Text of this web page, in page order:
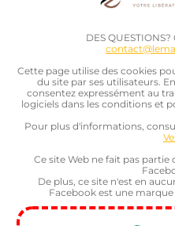
DES
Cette page utilise des cookies
du site par ses utilisateurs.
consentez expressément au
logiciels dans les conditions et
Pour plus d'informations,
Ce site Web ne fait pas
De plus, ce site n'est en
Facebook est une